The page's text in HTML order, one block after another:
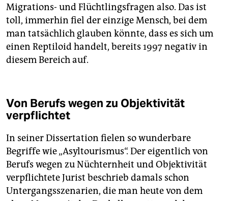
Migrations- und Flüchtlingsfragen also. Das ist
toll, immerhin fiel der einzige Mensch, bei dem
man tatsächlich glauben könnte, dass es sich um
einen Reptiloid handelt, bereits 1997 negativ in
diesem Bereich auf.
Von Berufs wegen zu Objektivität
verpflichtet
In seiner Dissertation fielen so wunderbare
Begriffe wie „Asyltourismus“. Der eigentlich von
Berufs wegen zu Nüchternheit und Objektivität
verpflichtete Jurist beschrieb damals schon
Untergangsszenarien, die man heute von dem